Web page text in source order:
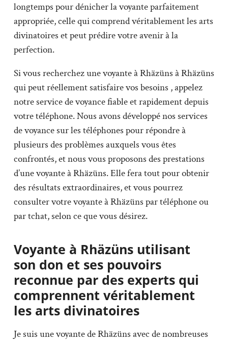
longtemps pour dénicher la voyante parfaitement
appropriée, celle qui comprend véritablement les arts
divinatoires et peut prédire votre avenir à la
perfection.
Si vous recherchez une voyante à Rhäzüns à Rhäzüns
qui peut réellement satisfaire vos besoins , appelez
notre service de voyance fiable et rapidement depuis
votre téléphone. Nous avons développé nos services
de voyance sur les téléphones pour répondre à
plusieurs des problèmes auxquels vous êtes
confrontés, et nous vous proposons des prestations
d’une voyante à Rhäzüns. Elle fera tout pour obtenir
des résultats extraordinaires, et vous pourrez
consulter votre voyante à Rhäzüns par téléphone ou
par tchat, selon ce que vous désirez.
Voyante à Rhäzüns utilisant
son don et ses pouvoirs
reconnue par des experts qui
comprennent véritablement
les arts divinatoires
Je suis une voyante de Rhäzüns avec de nombreuses